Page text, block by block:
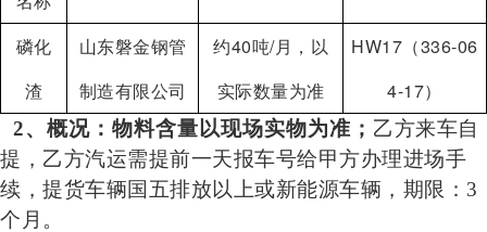
磷化
渣
山东磐金钢管
制造有限公司
约40吨/月，以
实际数量为准
HW17 （336-06
4-17）
2、概况：物料含量以现场实物为准； 乙方来车自
提 ， 乙方汽运需提前一天报车号给甲方办理进场手
续，提货车辆国五排放以上或新能源车辆，期限：3
个月 。